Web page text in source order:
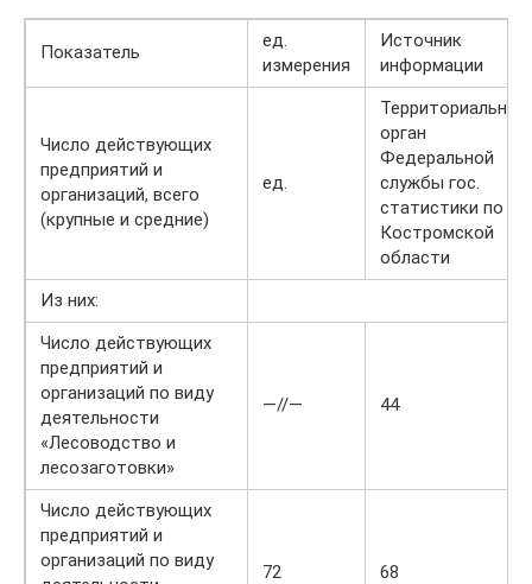
Показатель
ед.
измерения
Источник
информации
Число действующих
предприятий и
организаций, всего
(крупные и средние)
ед.
Территориальный
орган
Федеральной
службы гос.
статистики по
Костромской
области
Из них:
Число действующих
предприятий и
организаций по виду
деятельности
«Лесоводство и
лесозаготовки»
—//— 44
Число действующих
предприятий и
организаций по виду
72 68